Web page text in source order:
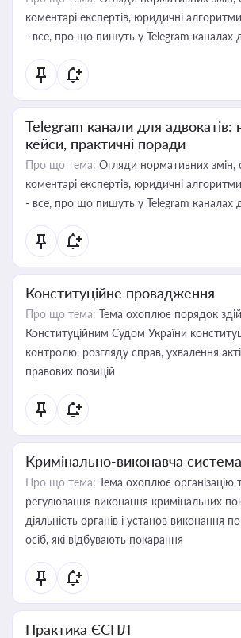
коментарі експертів, юридичні
- все, про що пишуть у Telegram каналах
Telegram канали для адвокатів:
кейси, практичні поради
Про що тема: Огляди нормативних змін,
коментарі експертів, юридичні
- все, про що пишуть у Telegram каналах
Конституційне провадження
Про що тема: Тема охоплює порядок
Конституційним Судом України
контролю, розгляду справ, ухвалення
правових позицій
Кримінально-виконавча система
Про що тема: Тема охоплює організацію
регулювання виконання кримінальних
діяльність органів і установ виконання
осіб, які відбувають покарання
Практика ЄСПЛ